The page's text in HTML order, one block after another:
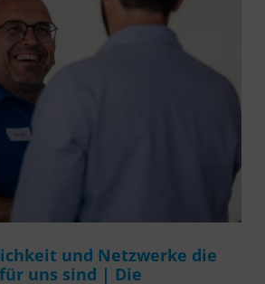
und Netzwerke die
uns sind | Die